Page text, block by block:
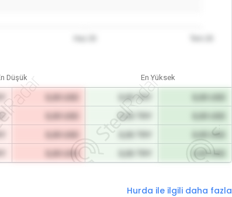
Düşük En Yüksek
0,00 TRY
0,00 TRY
0,00 USD
0,00 USD
Hurda ile ilgili daha fazla